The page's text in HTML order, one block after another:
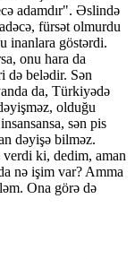
adamdır". Əslində
fürsət olmurdu
inanlara göstərdi.
onu hara da
də belədir. Sən
da, Türkiyədə
olduğu
sən pis
dəyişə bilməz.
ki, dedim, aman
nə işim var? Amma
Ona görə də